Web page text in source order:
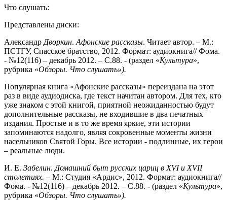
Что слушать:
Представлены диски:
Александр Дворкин. Афонские рассказы. Читает автор. – М.:
ПСТГУ, Спасское братство, 2012. Формат: аудиокнига// Фома.
- №12(116) – декабрь 2012. – С.88. - (раздел «Культура»,
рубрика «Обзоры. Что слушать»).
Популярная книга «Афонские рассказы» переиздана на этот
раз в виде аудиодиска, где текст начитан автором. Для тех, кто
уже знаком с этой книгой, приятной неожиданностью будут
дополнительные рассказы, не входившие в два печатных
издания. Простые и в то же время яркие, эти истории
запоминаются надолго, являя сокровенные моменты жизни
насельников Святой Горы. Все истории - подлинные, их герои
– реальные люди.
И. Е. Забелин. Домашний быт русских цариц в XVIи XVII
столетиях. – М.: Студия «Ардис», 2012. Формат: аудиокнига//
Фома. - №12(116) – декабрь 2012. – С.88. - (раздел «Культура»,
рубрика «Обзоры. Что слушать»).